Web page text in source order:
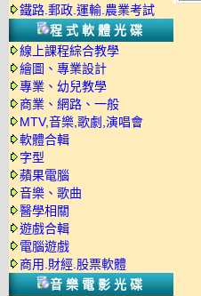
鐵路.郵政.運輸.農業考試
程式軟體光碟
線上課程綜合教學
繪圖、專業設計
專業、幼兒教學
商業、網路、一般
MTV,音樂,歌劇,演唱會
軟體合輯
字型
蘋果電腦
音樂、歌曲
醫學相關
遊戲合輯
電腦遊戲
商用.財經.股票軟體
音樂電影光碟